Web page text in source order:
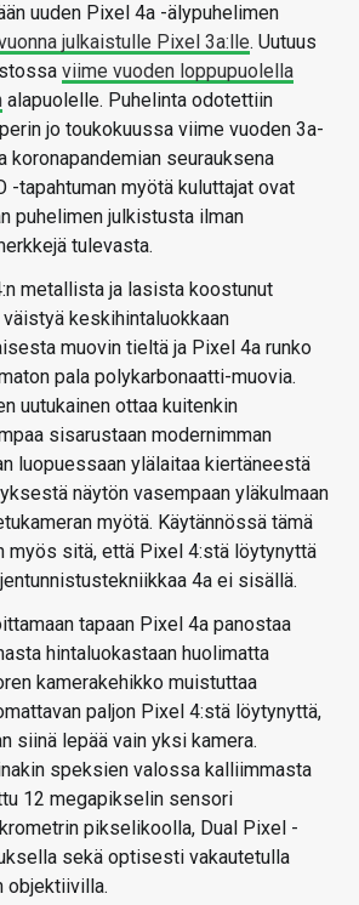
uuden Pixel 4a -älypuhelimen
julkaistulle Pixel 3a:lle. Uutuus
viime vuoden loppupuolella
alapuolelle. Puhelinta odotettiin
jo toukokuussa viime vuoden 3a-
koronapandemian seurauksena
-tapahtuman myötä kuluttajat ovat
puhelimen julkistusta ilman
tulevasta.
metallista ja lasista koostunut
keskihintaluokkaan
muovin tieltä ja Pixel 4a runko
pala polykarbonaatti-muovia.
uutukainen ottaa kuitenkin
sisarustaan modernimman
luopuessaan ylälaitaa kiertäneestä
näytön vasempaan yläkulmaan
myötä. Käytännössä tämä
myös sitä, että Pixel 4:stä löytynyttä
4a ei sisällä.
tapaan Pixel 4a panostaa
hintaluokastaan huolimatta
kamerakehikko muistuttaa
paljon Pixel 4:stä löytynyttä,
siinä lepää vain yksi kamera.
speksien valossa kalliimmasta
12 megapikselin sensori
pikselikoolla, Dual Pixel -
sekä optisesti vakautetulla
objektiivilla.